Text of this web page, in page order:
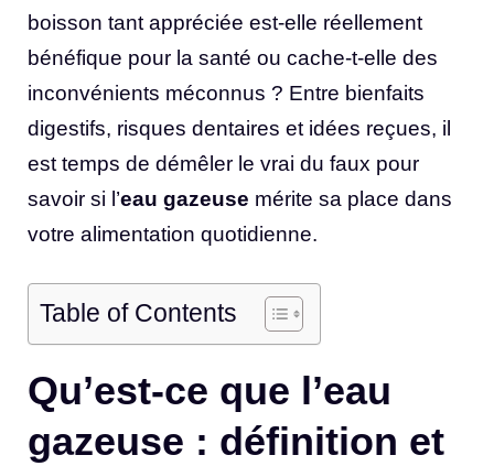
boisson tant appréciée est-elle réellement
bénéfique pour la santé ou cache-t-elle des
inconvénients méconnus ? Entre bienfaits
digestifs, risques dentaires et idées reçues, il
est temps de démêler le vrai du faux pour
savoir si l’eau gazeuse mérite sa place dans
votre alimentation quotidienne.
Table of Contents
Qu’est-ce que l’eau
gazeuse : définition et